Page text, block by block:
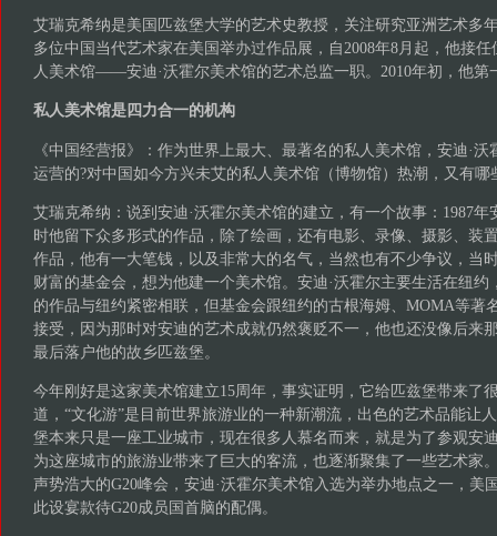
艾瑞克希纳是美国匹兹堡大学的艺术史教授，关注研究亚洲艺术多
多位中国当代艺术家在美国举办过作品展，自2008年8月起，他接
人美术馆——安迪·沃霍尔美术馆的艺术总监一职。2010年初，他第
私人美术馆是四力合一的机构
《中国经营报》：作为世界上最大、最著名的私人美术馆，安迪·
运营的?对中国如今方兴未艾的私人美术馆（博物馆）热潮，又有哪
艾瑞克希纳：说到安迪·沃霍尔美术馆的建立，有一个故事：1987年
时他留下众多形式的作品，除了绘画，还有电影、录像、摄影、装
作品，他有一大笔钱，以及非常大的名气，当然也有不少争议，当
财富的基金会，想为他建一个美术馆。安迪·沃霍尔主要生活在纽约
的作品与纽约紧密相联，但基金会跟纽约的古根海姆、MOMA等著
接受，因为那时对安迪的艺术成就仍然褒贬不一，他也还没像后来
最后落户他的故乡匹兹堡。
今年刚好是这家美术馆建立15周年，事实证明，它给匹兹堡带来了
道，“文化游”是目前世界旅游业的一种新潮流，出色的艺术品能让
堡本来只是一座工业城市，现在很多人慕名而来，就是为了参观安
为这座城市的旅游业带来了巨大的客流，也逐渐聚集了一些艺术家
声势浩大的G20峰会，安迪·沃霍尔美术馆入选为举办地点之一，美
此设宴款待G20成员国首脑的配偶。